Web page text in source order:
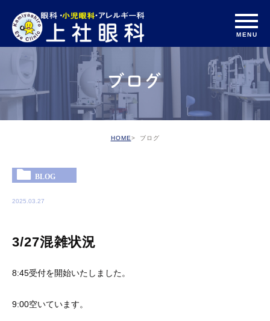
ブログ
HOME ブログ
BLOG
2025.03.27
3/27混雑状況
8:45受付を開始いたしました。
9:00空いています。